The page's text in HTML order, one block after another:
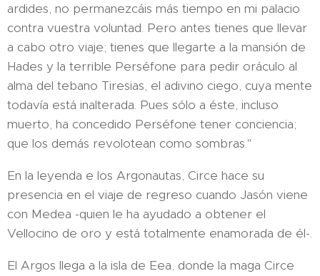
ardides, no permanezcáis más tiempo en mi palacio
contra vuestra vo­luntad. Pero antes tienes que llevar
a cabo otro viaje; tienes que llegarte a la mansión de
Hades y la terrible Perséfone para pedir oráculo al
alma del tebano Tiresias, el adivino ciego, cuya mente
todavía está inalterada. Pues sólo a éste, incluso
muerto, ha concedido Perséfone tener conciencia;
que los demás revolotean como sombras."
En la leyenda e los Argonautas, Circe hace su
presencia en el viaje de regreso cuando Jasón viene
con Medea -quien le ha ayudado a obtener el
Vellocino de oro y está totalmente enamorada de él-.
El Argos llega a la isla de Eea, donde la maga Circe